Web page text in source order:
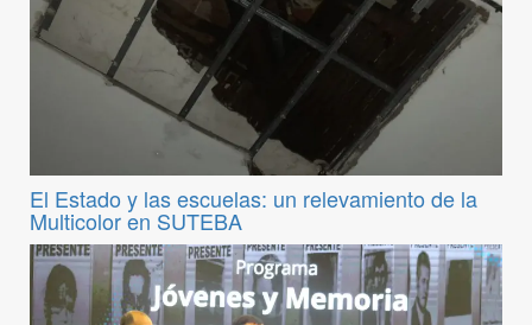
El Estado y las escuelas: un relevamiento de la
Multicolor en SUTEBA